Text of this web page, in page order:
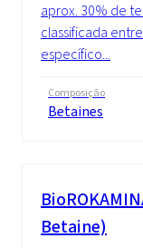
aprox. 30% de
classificada
específico...
Composição
Betaines
Betaine)